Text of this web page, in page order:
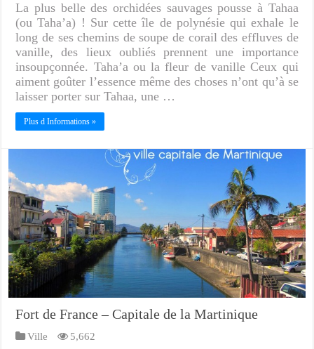
La plus belle des orchidées sauvages pousse à Tahaa
(ou Taha’a) ! Sur cette île de polynésie qui exhale le
long de ses chemins de soupe de corail des effluves de
vanille, des lieux oubliés prennent une importance
insoupçonnée. Taha’a ou la fleur de vanille Ceux qui
aiment goûter l’essence même des choses n’ont qu’à se
laisser porter sur Tahaa, une …
Plus d Informations »
Fort de France – Capitale de la Martinique
Ville 5,662